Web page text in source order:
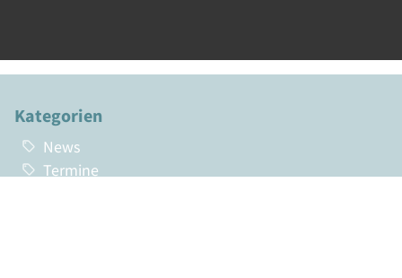
Kategorien
News
Termine